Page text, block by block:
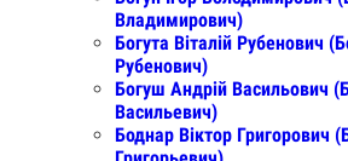
Владимирович)
Богута Віталій Рубенович
Рубенович)
Богуш Андрій Васильович
Васильевич)
Боднар Віктор Григорович